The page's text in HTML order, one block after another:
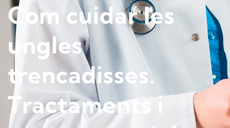
Com cuidar les
ungles
trencadisses.
Tractaments i